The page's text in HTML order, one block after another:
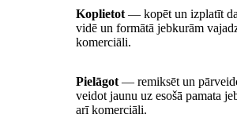
Koplietot — kopēt un izplatīt
vidē un formātā jebkurām
komerciāli.
Pielāgot — remiksēt un
veidot jaunu uz esošā pamata
arī komerciāli.